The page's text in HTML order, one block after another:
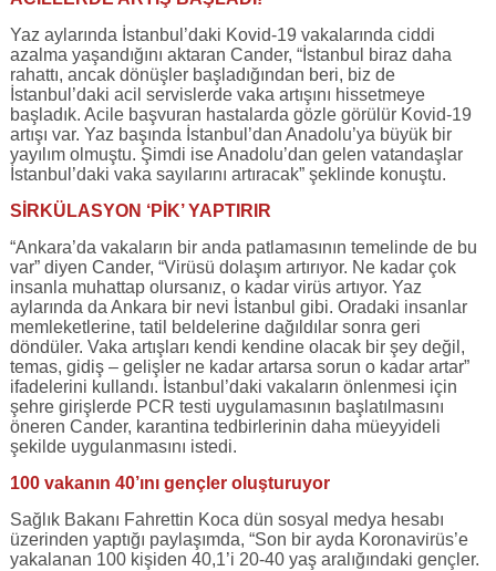
Yaz aylarında İstanbul’daki Kovid-19 vakalarında ciddi
azalma yaşandığını aktaran Cander, “İstanbul biraz daha
rahattı, ancak dönüşler başladığından beri, biz de
İstanbul’daki acil servislerde vaka artışını hissetmeye
başladık. Acile başvuran hastalarda gözle görülür Kovid-19
artışı var. Yaz başında İstanbul’dan Anadolu’ya büyük bir
yayılım olmuştu. Şimdi ise Anadolu’dan gelen vatandaşlar
İstanbul’daki vaka sayılarını artıracak” şeklinde konuştu.
SİRKÜLASYON ‘PİK’ YAPTIRIR
“Ankara’da vakaların bir anda patlamasının temelinde de bu
var” diyen Cander, “Virüsü dolaşım artırıyor. Ne kadar çok
insanla muhattap olursanız, o kadar virüs artıyor. Yaz
aylarında da Ankara bir nevi İstanbul gibi. Oradaki insanlar
memleketlerine, tatil beldelerine dağıldılar sonra geri
döndüler. Vaka artışları kendi kendine olacak bir şey değil,
temas, gidiş – gelişler ne kadar artarsa sorun o kadar artar”
ifadelerini kullandı. İstanbul’daki vakaların önlenmesi için
şehre girişlerde PCR testi uygulamasının başlatılmasını
öneren Cander, karantina tedbirlerinin daha müeyyideli
şekilde uygulanmasını istedi.
100 vakanın 40’ını gençler oluşturuyor
Sağlık Bakanı Fahrettin Koca dün sosyal medya hesabı
üzerinden yaptığı paylaşımda, “Son bir ayda Koronavirüs’e
yakalanan 100 kişiden 40,1’i 20-40 yaş aralığındaki gençler.